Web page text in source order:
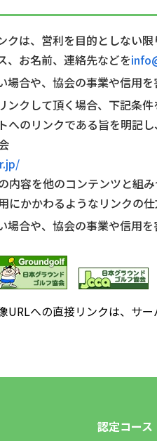
は、営利を目的としない限
、お名前、連絡先などを
合や、協会の事業や信用
クして頂く場合、下記条件
のリンクである旨を明記し
容を他のコンテンツと組
かかわるようなリンクの仕
合や、協会の事業や信用
URLへの直接リンクは、サー
認定コース